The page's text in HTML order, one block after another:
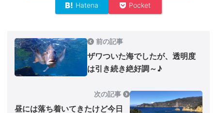
Hatena Pocket
前の記事
ザワついた海でしたが、透明度
は引き続き絶好調～♪
次の記事
昼には落ち着いてきたけど今日